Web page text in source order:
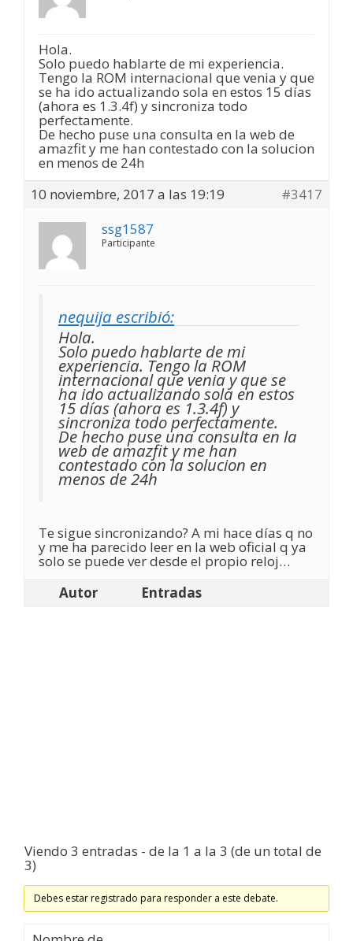
Hola.
Solo puedo hablarte de mi experiencia.
Tengo la ROM internacional que venia y que
se ha ido actualizando sola en estos 15 días
(ahora es 1.3.4f) y sincroniza todo
perfectamente.
De hecho puse una consulta en la web de
amazfit y me han contestado con la solucion
en menos de 24h
10 noviembre, 2017 a las 19:19
#3417
ssg1587
Participante
nequija escribió:
Hola.
Solo puedo hablarte de mi
experiencia. Tengo la ROM
internacional que venia y que se
ha ido actualizando sola en estos
15 días (ahora es 1.3.4f) y
sincroniza todo perfectamente.
De hecho puse una consulta en la
web de amazfit y me han
contestado con la solucion en
menos de 24h
Te sigue sincronizando? A mi hace días q no
y me ha parecido leer en la web oficial q ya
solo se puede ver desde el propio reloj…
Autor
Entradas
Viendo 3 entradas - de la 1 a la 3 (de un total de
3)
Debes estar registrado para responder a este debate.